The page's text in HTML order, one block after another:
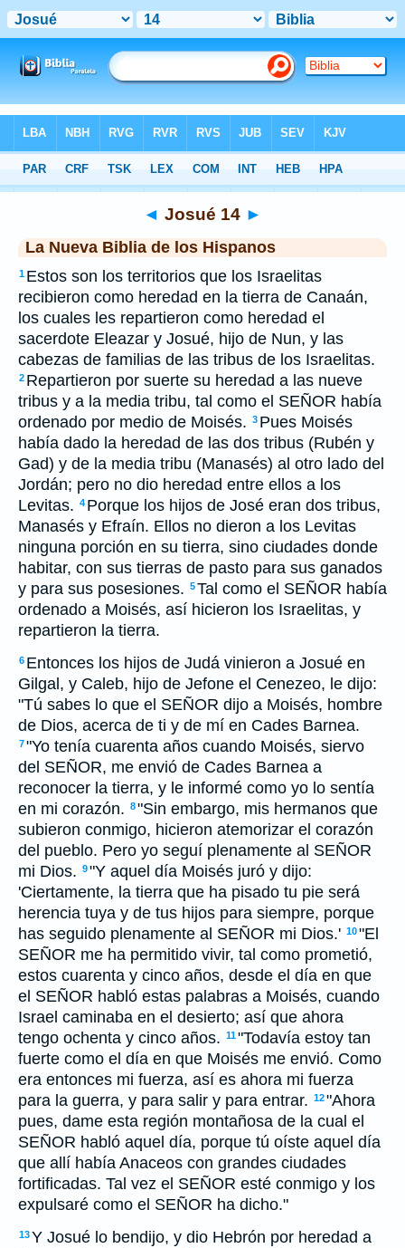
>NBLH > Josué 14
◄ Josué 14 ►
La Nueva Biblia de los Hispanos
1 Estos son los territorios que los Israelitas
recibieron como heredad en la tierra de Canaán,
los cuales les repartieron como heredad el
sacerdote Eleazar y Josué, hijo de Nun, y las
cabezas de familias de las tribus de los Israelitas.
2 Repartieron por suerte su heredad a las nueve
tribus y a la media tribu, tal como el SEÑOR había
ordenado por medio de Moisés. 3 Pues Moisés
había dado la heredad de las dos tribus (Rubén y
Gad) y de la media tribu (Manasés) al otro lado del
Jordán; pero no dio heredad entre ellos a los
Levitas. 4 Porque los hijos de José eran dos tribus,
Manasés y Efraín. Ellos no dieron a los Levitas
ninguna porción en su tierra, sino ciudades donde
habitar, con sus tierras de pasto para sus ganados
y para sus posesiones. 5Tal como el SEÑOR había
ordenado a Moisés, así hicieron los Israelitas, y
repartieron la tierra.
6 Entonces los hijos de Judá vinieron a Josué en
Gilgal, y Caleb, hijo de Jefone el Cenezeo, le dijo:
"Tú sabes lo que el SEÑOR dijo a Moisés, hombre
de Dios, acerca de ti y de mí en Cades Barnea.
7"Yo tenía cuarenta años cuando Moisés, siervo
del SEÑOR, me envió de Cades Barnea a
reconocer la tierra, y le informé como yo lo sentía
en mi corazón. 8"Sin embargo, mis hermanos que
subieron conmigo, hicieron atemorizar el corazón
del pueblo. Pero yo seguí plenamente al SEÑOR
mi Dios. 9"Y aquel día Moisés juró y dijo:
'Ciertamente, la tierra que ha pisado tu pie será
herencia tuya y de tus hijos para siempre, porque
has seguido plenamente al SEÑOR mi Dios.' 10"El
SEÑOR me ha permitido vivir, tal como prometió,
estos cuarenta y cinco años, desde el día en que
el SEÑOR habló estas palabras a Moisés, cuando
Israel caminaba en el desierto; así que ahora
tengo ochenta y cinco años. 11"Todavía estoy tan
fuerte como el día en que Moisés me envió. Como
era entonces mi fuerza, así es ahora mi fuerza
para la guerra, y para salir y para entrar. 12"Ahora
pues, dame esta región montañosa de la cual el
SEÑOR habló aquel día, porque tú oíste aquel día
que allí había Anaceos con grandes ciudades
fortificadas. Tal vez el SEÑOR esté conmigo y los
expulsaré como el SEÑOR ha dicho."
13Y Josué lo bendijo, y dio Hebrón por heredad a